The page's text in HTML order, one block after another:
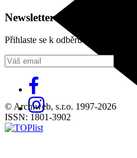
Newsletter
Přihlaste se k odběru našeho
© Archiweb, s.r.o. 1997-2026
ISSN: 1801-3902